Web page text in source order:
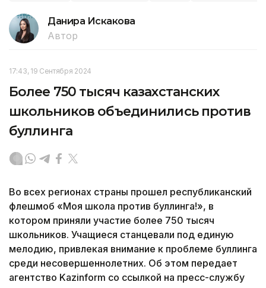
Данира Искакова
Автор
17:43, 19 Сентября 2024
Более 750 тысяч казахстанских
школьников объединились против
буллинга
Во всех регионах страны прошел республиканский
флешмоб «Моя школа против буллинга!», в
котором приняли участие более 750 тысяч
школьников. Учащиеся станцевали под единую
мелодию, привлекая внимание к проблеме буллинга
среди несовершеннолетних. Об этом передает
агентство Kazinform со ссылкой на пресс-службу